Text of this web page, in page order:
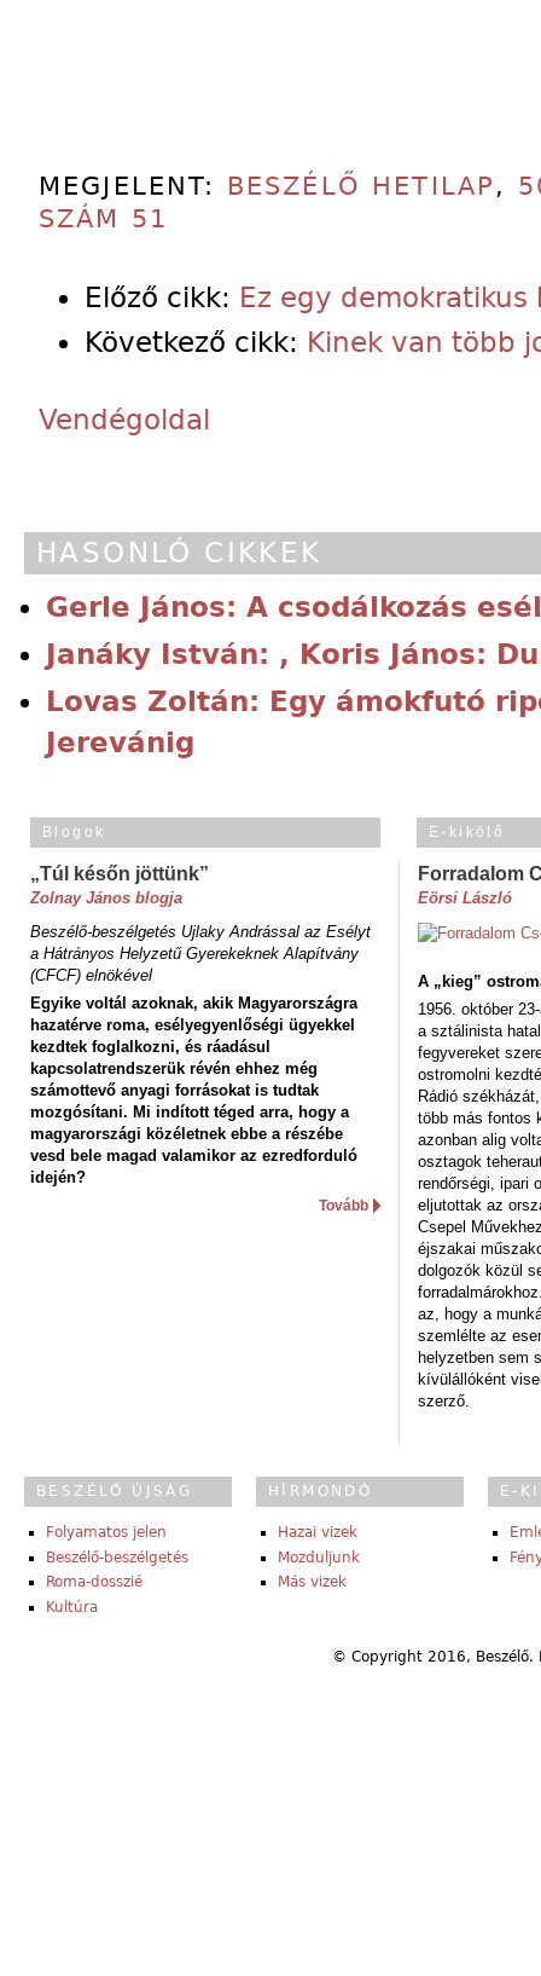
MEGJELENT: BESZÉLŐ HETILAP ,
SZÁM 51
Előző cikk: Ez egy
Következő cikk: Kinek van több
Vendégoldal
HASONLÓ CIKKEK
Gerle János: A csodálkozás
Janáky István: , Koris János:
Lovas Zoltán: Egy ámokfutó
Jerevánig
Blogok
„Túl későn jöttünk”
Zolnay János blogja
Beszélő-beszélgetés Ujlaky Andrással az Esélyt
a Hátrányos Helyzetű Gyerekeknek Alapítvány
(CFCF) elnökével
Egyike voltál azoknak, akik Magyarországra
hazatérve roma, esélyegyenlőségi ügyekkel
kezdtek foglalkozni, és ráadásul
kapcsolatrendszerük révén ehhez még
számottevő anyagi forrásokat is tudtak
mozgósítani. Mi indított téged arra, hogy a
magyarországi közéletnek ebbe a részébe
vesd bele magad valamikor az ezredforduló
idején?
Tovább
E-kikötő
Forradalom
Eörsi László
A „kieg”
1956. október
a sztálinista
fegyvereket
ostromolni
Rádió
több más fontos
azonban alig
osztagok
rendőrségi, ipari
eljutottak az
Csepel
éjszakai
dolgozók közül
az, hogy a
szemlélte az
helyzetben sem
kívülállóként
szerző.
BESZÉLŐ ÚJSÁG
Folyamatos jelen
Beszélő-beszélgetés
Roma-dosszié
Kultúra
HÍRMONDÓ
Hazai vizek
Mozduljunk
Más vizek
E-
© Copyright 2016,